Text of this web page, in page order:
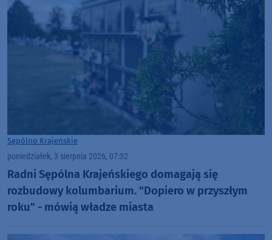
Sępólno Krajeńskie
poniedziałek, 3 sierpnia 2026, 07:32
Radni Sępólna Krajeńskiego domagają się
rozbudowy kolumbarium. "Dopiero w przyszłym
roku" - mówią władze miasta